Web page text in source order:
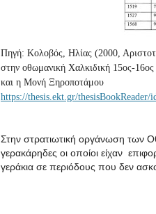
Πηγή: Κολοβός, Ηλίας (2000,
στην οθωμανική Χαλκιδική 15ος-16ος
και η Μονή Ξηροποτάμου
https://thesis.ekt.gr/thesisBookReader/
Στην στρατιωτική οργάνωση των
γερακάρηδες οι οποίοι είχαν
γεράκια σε περιόδους που δεν